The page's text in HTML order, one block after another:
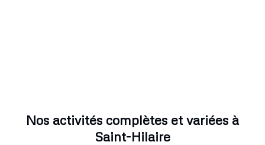
Nos activités complètes et variées à
Saint-Hilaire